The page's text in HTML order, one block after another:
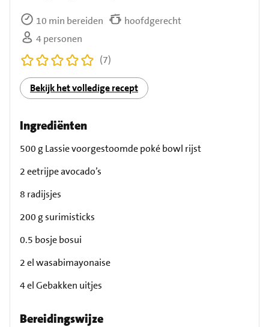
10 min bereiden
hoofdgerecht
4 personen
(7)
Bekijk het volledige recept
Ingrediënten
500 g Lassie voorgestoomde poké bowl rijst
2 eetrijpe avocado’s
8 radijsjes
200 g surimisticks
0.5 bosje bosui
2 el wasabimayonaise
4 el Gebakken uitjes
Bereidingswijze